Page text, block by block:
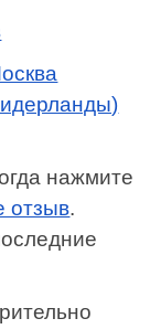
нажмите
отзыв.